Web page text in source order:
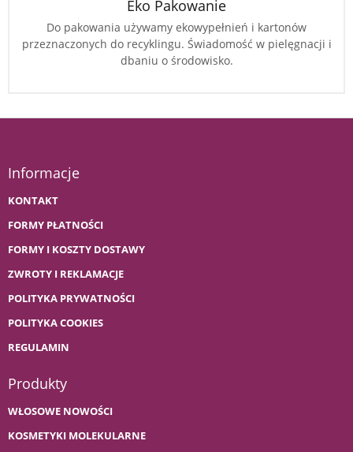
Eko Pakowanie
Do pakowania używamy ekowypełnień i kartonów
przeznaczonych do recyklingu. Świadomość w pielęgnacji i
dbaniu o środowisko.
Informacje
KONTAKT
FORMY PŁATNOŚCI
FORMY I KOSZTY DOSTAWY
ZWROTY I REKLAMACJE
POLITYKA PRYWATNOŚCI
POLITYKA COOKIES
REGULAMIN
Produkty
WŁOSOWE NOWOŚCI
KOSMETYKI MOLEKULARNE